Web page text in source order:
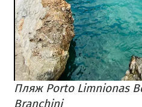
Пляж Porto Limnionas
Branchini